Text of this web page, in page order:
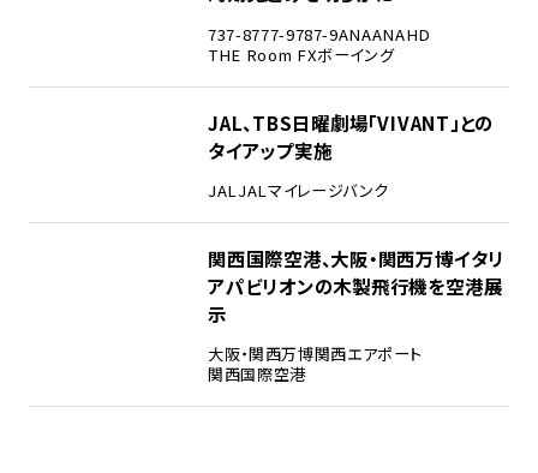
737-8777-9787-9ANAANAHD
THE Room FXボーイング
JAL、TBS日曜劇場「VIVANT」との
タイアップ実施
JALJALマイレージバンク
関西国際空港、大阪・関西万博イタリ
アパビリオンの木製飛行機を空港展
示
大阪・関西万博関西エアポート
関西国際空港